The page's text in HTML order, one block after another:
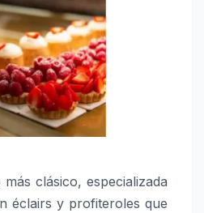
clásico, especializada
éclairs y profiteroles que